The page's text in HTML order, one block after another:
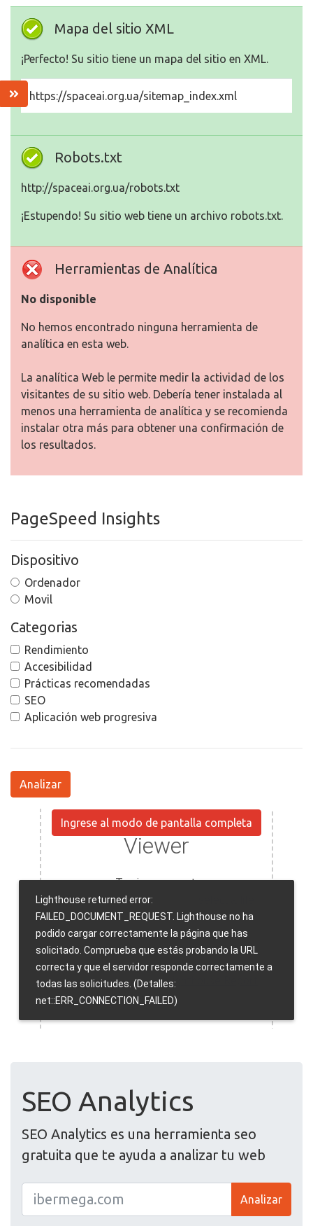
Mapa del sitio XML
¡Perfecto! Su sitio tiene un mapa del sitio en XML.
https://spaceai.org.ua/sitemap_index.xml
Robots.txt
http://spaceai.org.ua/robots.txt
¡Estupendo! Su sitio web tiene un archivo robots.txt.
Herramientas de Analítica
No disponible
No hemos encontrado ninguna herramienta de
analítica en esta web.
La analítica Web le permite medir la actividad de los
visitantes de su sitio web. Debería tener instalada al
menos una herramienta de analítica y se recomienda
instalar otra más para obtener una confirmación de
los resultados.
PageSpeed Insights
Dispositivo
Ordenador
Movil
Categorias
Rendimiento
Accesibilidad
Prácticas recomendadas
SEO
Aplicación web progresiva
Analizar
Ingrese al modo de pantalla completa
SEO Analytics
SEO Analytics es una herramienta seo
gratuita que te ayuda a analizar tu web
Analizar